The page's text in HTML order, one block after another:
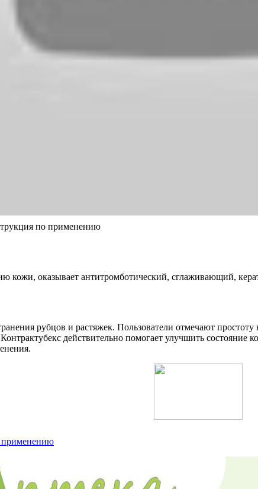
по применению
кожи, оказывает антитромботический, сглаживающий,
рубцов и растяжек. Пользователи отмечают
действительно помогает улучшить
применению